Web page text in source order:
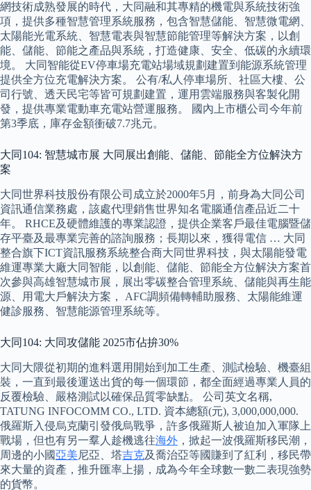
網技術成熟發展的時代，大同融和其專精的機電與系統技術強
項，提供多種智慧管理系統服務，包含智慧儲能、智慧微電網、
太陽能光電系統、智慧電表與智慧節能管理等解決方案，以創
能、儲能、節能之產品與系統，打造健康、安全、低碳的永續環
境。 大同智能從EV停車場充電站場域規劃建置到能源系統管理
提供全方位充電解決方案。 公有/私人停車場所、社區大樓、公
司行號、透天民宅等皆可規劃建置，運用雲端服務與客製化開
發，提供專業電動車充電站營運服務。 國內上市櫃公司今年前
第3季底，庫存金額衝破7.7兆元。
大同104: 智慧城市展 大同展出創能、儲能、節能全方位解決方
案
大同世界科技股份有限公司成立於2000年5月，前身為大同公司
資訊通信業務處，該處代理銷售世界知名電腦通信產品近二十
年。 RHCE及硬體維護的專業認證，提供企業客戶最佳電腦暨儲
存平臺及最專業完善的諮詢服務；長期以來，獲得電信 … 大同
整合旗下ICT資訊服務系統整合商大同世界科技，與太陽能發電
維運專業大廠大同智能，以創能、儲能、節能全方位解決方案首
次參與高雄智慧城市展，展出零碳整合管理系統、儲能與再生能
源、用電大戶解決方案， AFC調頻備轉輔助服務、太陽能維運
健診服務、智慧能源管理系統等。
大同104: 大同攻儲能 2025市佔拚30%
大同大隈從初期的進料選用開始到加工生產、測試檢驗、機臺組
裝，一直到最後運送出貨的每一個環節，都全面經過專業人員的
反覆檢驗、嚴格測試以確保品質零缺點。 公司英文名稱,
TATUNG INFOCOMM CO., LTD. 資本總額(元), 3,000,000,000.
俄羅斯入侵烏克蘭引發俄烏戰爭，許多俄羅斯人被迫加入軍隊上
戰場，但也有另一羣人趁機逃往海外 ，掀起一波俄羅斯移民潮，
周邊的小國亞美尼亞、塔吉克及喬治亞等國賺到了紅利，移民帶
來大量的資產，推升匯率上揚，成為今年全球數一數二表現強勢
的貨幣。